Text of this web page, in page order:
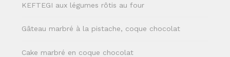
KEFTEGI aux légumes rôtis au four
Gâteau marbré à la pistache, coque chocolat
Cake marbré en coque chocolat